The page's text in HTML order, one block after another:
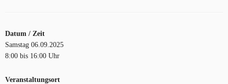
Datum / Zeit
Samstag 06.09.2025
8:00 bis 16:00 Uhr
Veranstaltungsort